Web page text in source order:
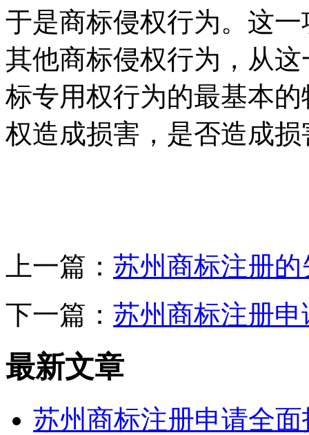
于是商标侵权行为。这
其他商标侵权行为，从
标专用权行为的最基本
权造成损害，是否造成
上一篇： 苏州商标注册
下一篇： 苏州商标注册
最新文章
苏州商标注册申请全面